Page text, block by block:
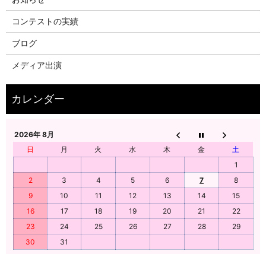
コンテストの実績
ブログ
メディア出演
2026年 8月
日
月 火 水 木 金
土
1
2
3 4 5 6 7
8
9
10 11 12 13 14
15
16
17 18 19 20 21
22
23
24 25 26 27 28
29
30
31